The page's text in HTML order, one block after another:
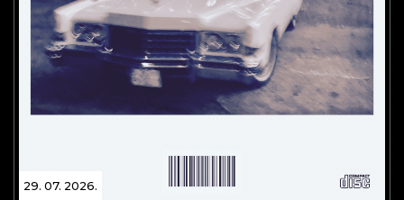
29. 07. 2026.